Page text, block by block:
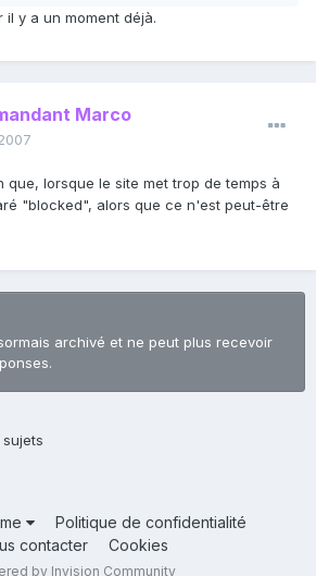
y a un moment déjà.
Marco
que, lorsque le site met trop de temps à
"blocked", alors que ce n'est peut-être
archivé et ne peut plus recevoir
Politique de confidentialité
contacter
Cookies
by Invision Community